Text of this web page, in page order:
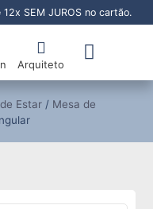
SEM JUROS no cartão.
Arquiteto
Estar / Mesa de